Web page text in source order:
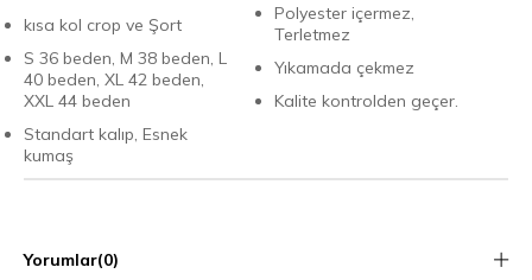
kısa kol crop ve Şort
S 36 beden, M 38 beden, L
40 beden, XL 42 beden,
XXL 44 beden
Standart kalıp, Esnek
kumaş
Polyester içermez,
Terletmez
Yıkamada çekmez
Kalite kontrolden geçer.
Yorumlar(0)